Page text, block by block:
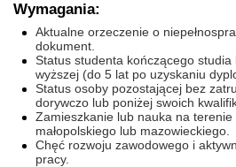
Wymagania:
Aktualne orzeczenie o
dokument.
Status studenta kończącego studia
wyższej (do 5 lat po uzyskaniu
Status osoby pozostającej bez
dorywczo lub poniżej swoich
Zamieszkanie lub nauka na terenie
małopolskiego lub mazowieckiego.
Chęć rozwoju zawodowego i
pracy.